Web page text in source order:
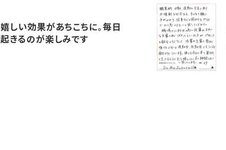
嬉しい効果があちこちに。毎日
起きるのが楽しみです